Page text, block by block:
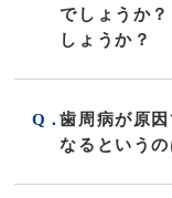
でしょうか
しょうか？
歯周病が原
なるという